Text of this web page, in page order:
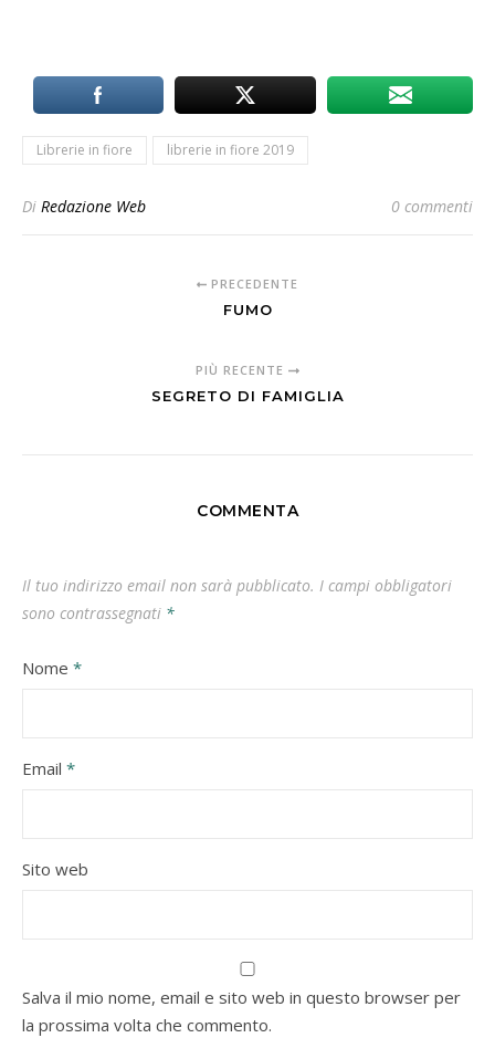
Librerie in fiore librerie in fiore 2019
Di Redazione Web 0 commenti
PRECEDENTE
FUMO
PIÙ RECENTE
SEGRETO DI FAMIGLIA
COMMENTA
Il tuo indirizzo email non sarà pubblicato. I campi obbligatori
sono contrassegnati *
Nome *
Email *
Sito web
Salva il mio nome, email e sito web in questo browser per
la prossima volta che commento.